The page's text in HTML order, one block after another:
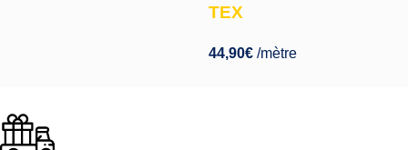
TEX
44,90€ /mètre